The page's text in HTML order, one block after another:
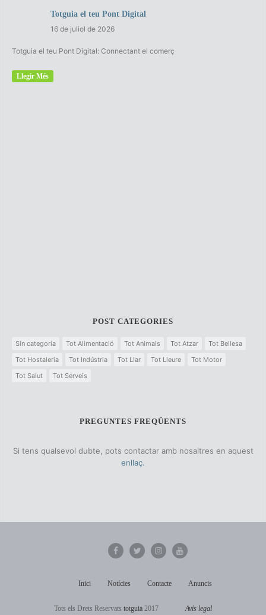
Totguia el teu Pont Digital
16 de juliol de 2026
Totguia el teu Pont Digital: Connectant el comerç
Llegir Més
POST CATEGORIES
Sin categoría Tot Alimentació Tot Animals Tot Atzar
Tot Bellesa
Tot Hostaleria
Tot Indústria Tot Llar Tot Lleure
Tot Motor
Tot Salut
Tot Serveis
PREGUNTES FREQÜENTS
Si tens qualsevol dubte, pots contactar amb nosaltres en aquest
enllaç.
Inici Notícies Contacte Anuncis
Tots els Drets Reservats totguia 2017 Avís legal